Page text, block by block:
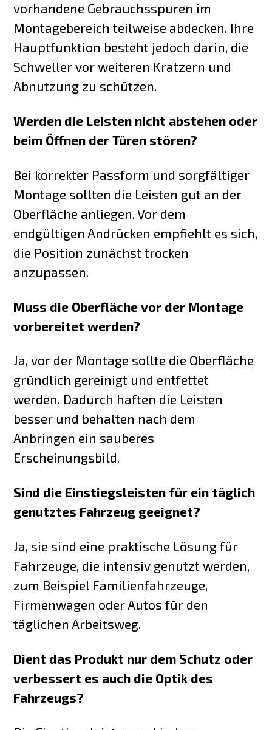
vorhandene Gebrauchsspuren im
Montagebereich teilweise abdecken. Ihre
Hauptfunktion besteht jedoch darin, die
Schweller vor weiteren Kratzern und
Abnutzung zu schützen.
Werden die Leisten nicht abstehen oder
beim Öffnen der Türen stören?
Bei korrekter Passform und sorgfältiger
Montage sollten die Leisten gut an der
Oberfläche anliegen. Vor dem
endgültigen Andrücken empfiehlt es sich,
die Position zunächst trocken
anzupassen.
Muss die Oberfläche vor der Montage
vorbereitet werden?
Ja, vor der Montage sollte die Oberfläche
gründlich gereinigt und entfettet
werden. Dadurch haften die Leisten
besser und behalten nach dem
Anbringen ein sauberes
Erscheinungsbild.
Sind die Einstiegsleisten für ein täglich
genutztes Fahrzeug geeignet?
Ja, sie sind eine praktische Lösung für
Fahrzeuge, die intensiv genutzt werden,
zum Beispiel Familienfahrzeuge,
Firmenwagen oder Autos für den
täglichen Arbeitsweg.
Dient das Produkt nur dem Schutz oder
verbessert es auch die Optik des
Fahrzeugs?